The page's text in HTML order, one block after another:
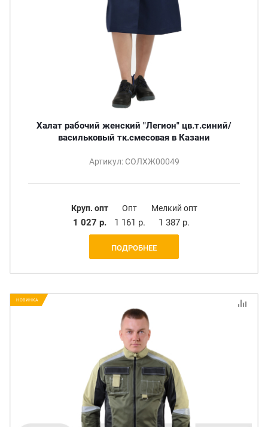
Халат рабочий женский "Легион" цв.т.синий/
васильковый тк.смесовая в Казани
Артикул: СОЛХЖ00049
Круп. опт
1 027 р.
Опт
1 161 р.
Мелкий опт
1 387 р.
ПОДРОБНЕЕ
НОВИНКА